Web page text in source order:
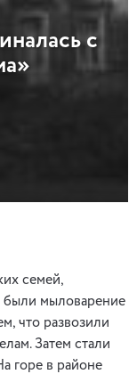
с
семей,
были мыловарение
что развозили
Затем стали
горе в районе